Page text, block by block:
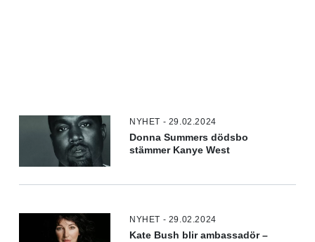
NYHET - 29.02.2024
Donna Summers dödsbo
stämmer Kanye West
NYHET - 29.02.2024
Kate Bush blir ambassadör –